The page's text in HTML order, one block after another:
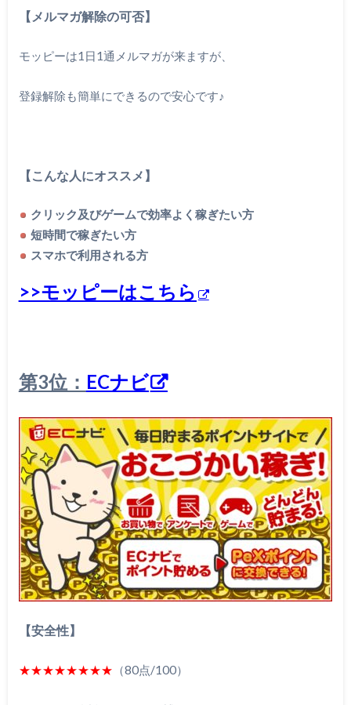
【メルマガ解除の可否】
モッピーは1日1通メルマガが来ますが、
登録解除も簡単にできるので安心です♪
【こんな人にオススメ】
クリック及びゲームで効率よく稼ぎたい方
短時間で稼ぎたい方
スマホで利用される方
>>モッピーはこちら
第3位： ECナビ
【安全性】
★★★★★★★★ （80点/100）